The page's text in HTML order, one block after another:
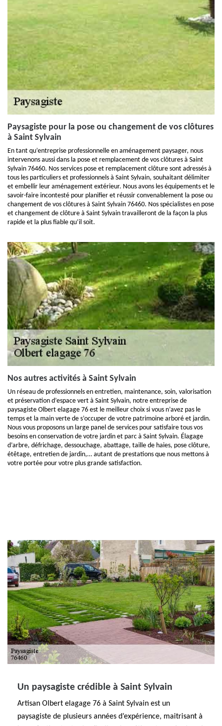
Paysagiste pour la pose ou changement de vos clôtures
à Saint Sylvain
En tant qu’entreprise professionnelle en aménagement paysager, nous
intervenons aussi dans la pose et remplacement de vos clôtures à Saint
Sylvain 76460. Nos services pose et remplacement clôture sont adressés à
tous les particuliers et professionnels à Saint Sylvain, souhaitant délimiter
et embellir leur aménagement extérieur. Nous avons les équipements et le
savoir-faire incontesté pour planifier et réussir convenablement la pose ou
changement de vos clôtures à Saint Sylvain 76460. Nos spécialistes en pose
et changement de clôture à Saint Sylvain travailleront de la façon la plus
rapide et la plus fiable qu’il soit.
Nos autres activités à Saint Sylvain
Un réseau de professionnels en entretien, maintenance, soin, valorisation
et préservation d’espace vert à Saint Sylvain, notre entreprise de
paysagiste Olbert elagage 76 est le meilleur choix si vous n’avez pas le
temps et la main verte de s’occuper de votre patrimoine arboré et jardin.
Nous vous proposons un large panel de services pour satisfaire tous vos
besoins en conservation de votre jardin et parc à Saint Sylvain. Élagage
d’arbre, défrichage, dessouchage, abattage, taille de haies, pose clôture,
étêtage, entretien de jardin,… autant de prestations que nous mettons à
votre portée pour votre plus grande satisfaction.
Un paysagiste crédible à Saint Sylvain
Artisan Olbert elagage 76 à Saint Sylvain est un
paysagiste de plusieurs années d’expérience, maitrisant à